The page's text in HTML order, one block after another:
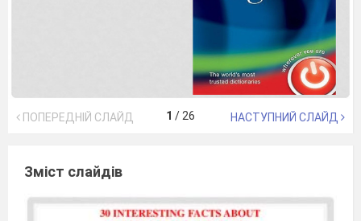
ПОПЕРЕДНІЙ СЛАЙД 1 / 26 НАСТУПНИЙ СЛАЙД
Зміст слайдів